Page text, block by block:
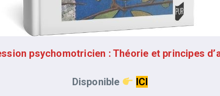
psychomotricien : Théorie et principes
Disponible ICI